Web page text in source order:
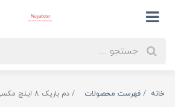
خانه فهرست محصولات دم باریک 8 اینچ مکسی RH-1368 رونیکس